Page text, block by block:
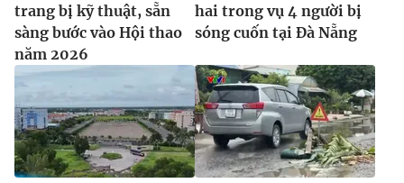
trang bị kỹ thuật, sẵn
sàng bước vào Hội thao
năm 2026
hai trong vụ 4 người bị
sóng cuốn tại Đà Nẵng